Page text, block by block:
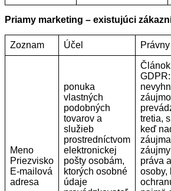
Priamy marketing – existujúci
Zoznam Účel
Meno
Priezvisko
E-mailová
adresa
ponuka
vlastných
podobných
tovarov a
služieb
prostredníctvom
elektronickej
pošty osobám,
ktorých osobné
údaje
tretia,
keď
práva
osoby,